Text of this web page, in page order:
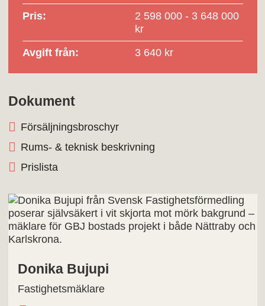
Pris:
2 598 000 - 3 648 000
kr
Avgift från: 3 640 kr
Dokument
Försäljningsbroschyr
Rums- & teknisk beskrivning
Prislista
Donika Bujupi
Fastighetsmäklare